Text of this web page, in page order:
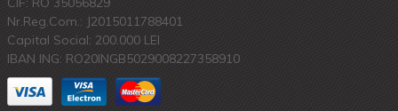
Nr.Reg.Com.: J2015011788401
Capital Social: 200.000 LEI
IBAN ING: RO20INGB5029008227358910